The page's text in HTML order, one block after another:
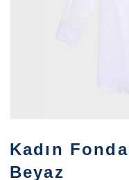
Kadın
Beyaz